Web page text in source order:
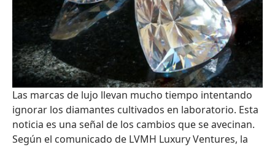
Las marcas de lujo llevan mucho tiempo intentando
ignorar los diamantes cultivados en laboratorio. Esta
noticia es una señal de los cambios que se avecinan.
Según el comunicado de LVMH Luxury Ventures, la